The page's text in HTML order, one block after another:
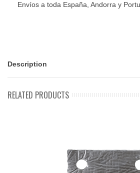
Envíos a toda España, Andorra y
Description
RELATED PRODUCTS